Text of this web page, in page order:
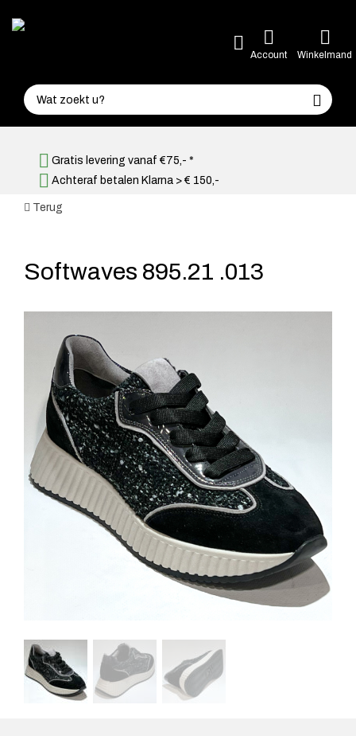
Account Winkelmand
Gratis levering vanaf €75,- *
Achteraf betalen Klarna > € 150,-
Terug
Softwaves 895.21 .013